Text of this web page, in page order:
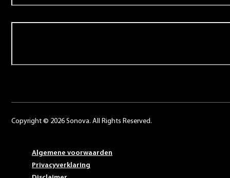
Copyright © 2026 Sonova. All Rights Reserved.
Algemene voorwaarden
Privacyverklaring